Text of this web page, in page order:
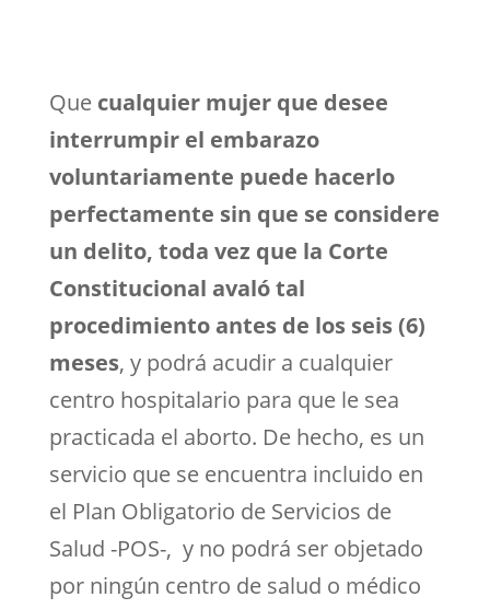
Quecualquier mujer que desee
interrumpir el embarazo
voluntariamente puede hacerlo
perfectamente sin que se considere
un delito, toda vez que la Corte
Constitucional avaló tal
procedimiento antes de los seis (6)
meses, y podrá acudir a cualquier
centro hospitalario para que le sea
practicada el aborto. De hecho, es un
servicio que se encuentra incluido en
el Plan Obligatorio de Servicios de
Salud -POS-, y no podrá ser objetado
por ningún centro de salud o médico